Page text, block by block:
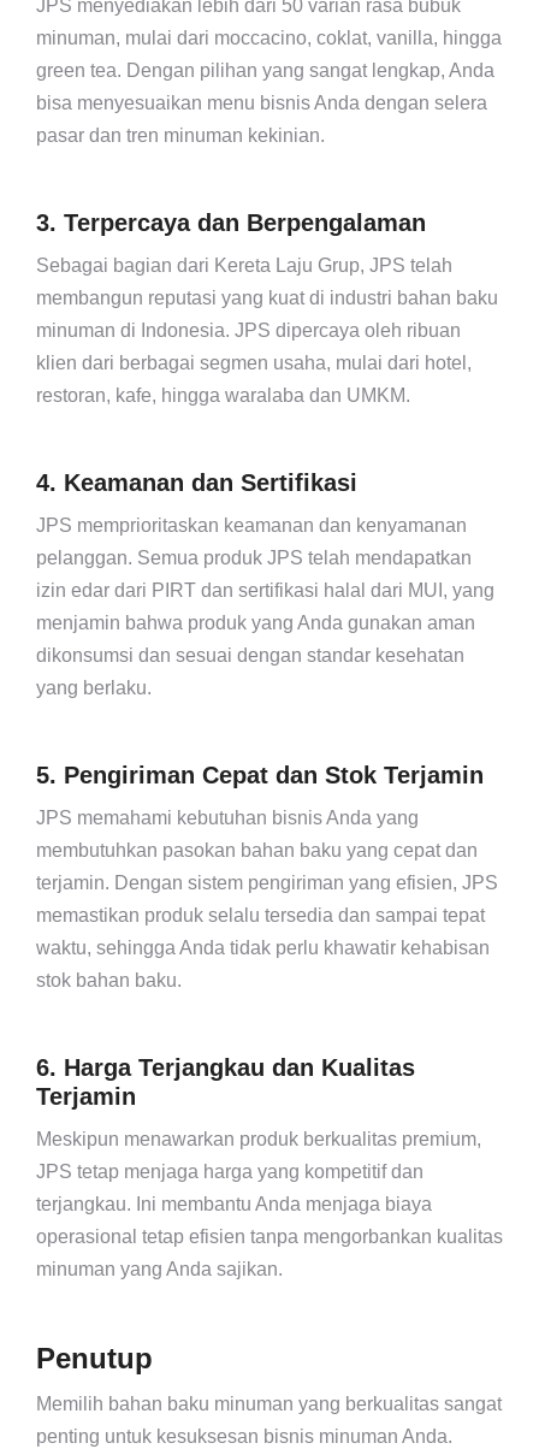
JPS menyediakan lebih dari 50 varian rasa bubuk
minuman, mulai dari moccacino, coklat, vanilla, hingga
green tea. Dengan pilihan yang sangat lengkap, Anda
bisa menyesuaikan menu bisnis Anda dengan selera
pasar dan tren minuman kekinian.
3. Terpercaya dan Berpengalaman
Sebagai bagian dari Kereta Laju Grup, JPS telah
membangun reputasi yang kuat di industri bahan baku
minuman di Indonesia. JPS dipercaya oleh ribuan
klien dari berbagai segmen usaha, mulai dari hotel,
restoran, kafe, hingga waralaba dan UMKM.
4. Keamanan dan Sertifikasi
JPS memprioritaskan keamanan dan kenyamanan
pelanggan. Semua produk JPS telah mendapatkan
izin edar dari PIRT dan sertifikasi halal dari MUI, yang
menjamin bahwa produk yang Anda gunakan aman
dikonsumsi dan sesuai dengan standar kesehatan
yang berlaku.
5. Pengiriman Cepat dan Stok Terjamin
JPS memahami kebutuhan bisnis Anda yang
membutuhkan pasokan bahan baku yang cepat dan
terjamin. Dengan sistem pengiriman yang efisien, JPS
memastikan produk selalu tersedia dan sampai tepat
waktu, sehingga Anda tidak perlu khawatir kehabisan
stok bahan baku.
6. Harga Terjangkau dan Kualitas
Terjamin
Meskipun menawarkan produk berkualitas premium,
JPS tetap menjaga harga yang kompetitif dan
terjangkau. Ini membantu Anda menjaga biaya
operasional tetap efisien tanpa mengorbankan kualitas
minuman yang Anda sajikan.
Penutup
Memilih bahan baku minuman yang berkualitas sangat
penting untuk kesuksesan bisnis minuman Anda.